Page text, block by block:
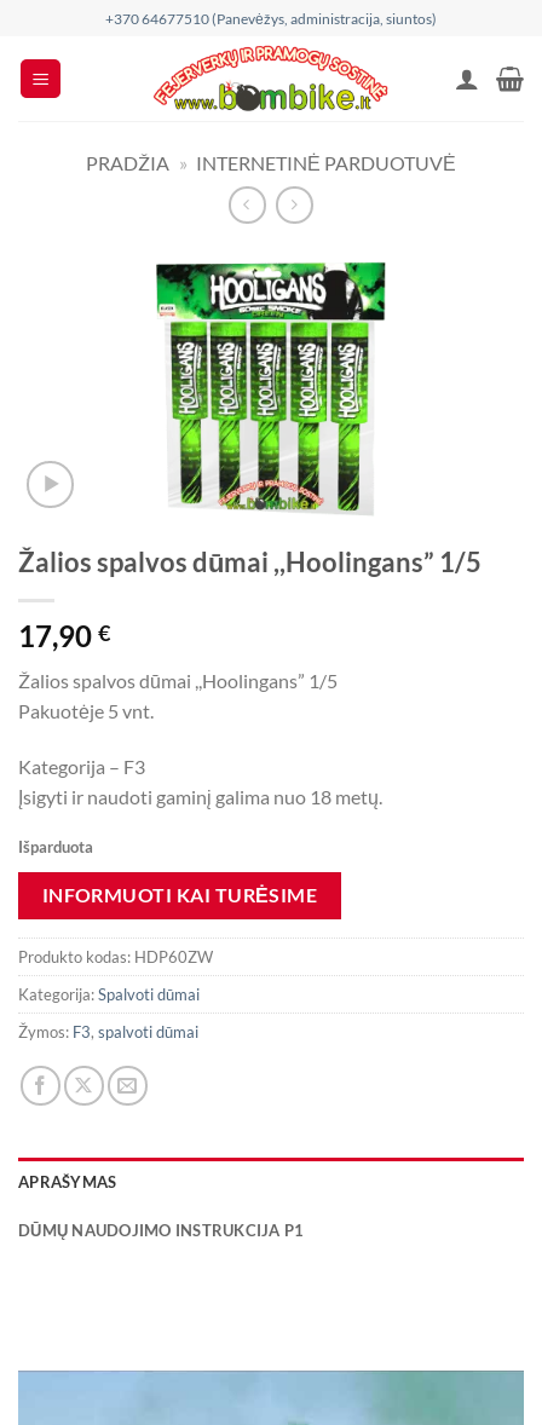
content
+370 64677510 (Panevėžys, administracija, siuntos)
PRADŽIA » INTERNETINĖ PARDUOTUVĖ
Žalios spalvos dūmai ,,Hoolingans” 1/5
17,90 €
Žalios spalvos dūmai ,,Hoolingans” 1/5
Pakuotėje 5 vnt.
Kategorija – F3
Įsigyti ir naudoti gaminį galima nuo 18 metų.
Išparduota
Produkto kodas: HDP60ZW
Kategorija:Spalvoti dūmai
Žymos: F3, spalvoti dūmai
APRAŠYMAS
DŪMŲ NAUDOJIMO INSTRUKCIJA P1